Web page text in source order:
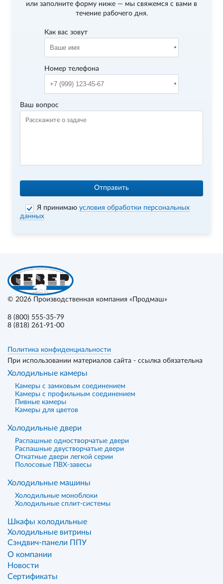
или заполните форму ниже — мы свяжемся с вами в
течение рабочего дня.
Как вас зовут
Номер телефона
Ваш вопрос
Отправить
Я принимаюусловия обработки персональных
данных
© 2026 Производственная компания «Продмаш»
8 (800) 555-35-79
8 (818) 261-91-00
Политика конфиденциальности
При использовании материалов сайта - ссылка обязательна
Холодильные камеры
Камеры с замковым соединением
Камеры с профильным соединением
Пивные камеры
Камеры для цветов
Холодильные двери
Распашные одностворчатые двери
Распашные двустворчатые двери
Откатные двери легкой серии
Полосовые ПВХ-завесы
Холодильные машины
Холодильные моноблоки
Холодильные сплит-системы
Шкафы холодильные
Холодильные витрины
Сэндвич-панели ППУ
О компании
Новости
Сертификаты